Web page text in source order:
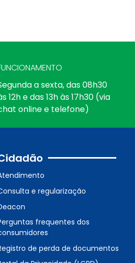
a sexta, das 08h30
12h e das 13h às 17h30 (via
online e telefone)
e regularização
frequentes dos
de perda de documentos